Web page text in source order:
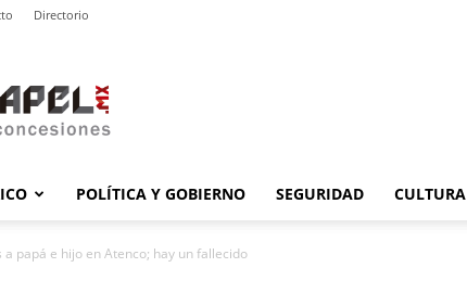
Directorio
POLÍTICA Y GOBIERNO SEGURIDAD CULTURA
a papá e hijo en Atenco; hay un fallecido